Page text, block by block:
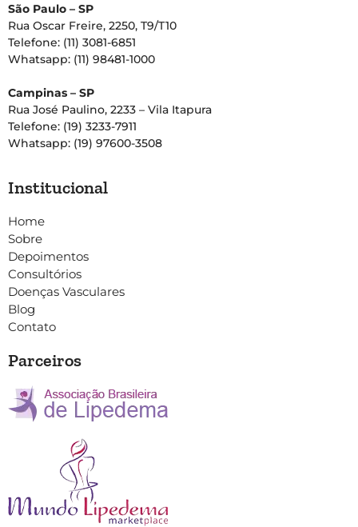
São Paulo – SP
Rua Oscar Freire, 2250, T9/T10
Telefone: (11) 3081-6851
Whatsapp: (11) 98481-1000
Campinas – SP
Rua José Paulino, 2233 – Vila Itapura
Telefone: (19) 3233-7911
Whatsapp: (19) 97600-3508
Institucional
Home
Sobre
Depoimentos
Consultórios
Doenças Vasculares
Blog
Contato
Parceiros